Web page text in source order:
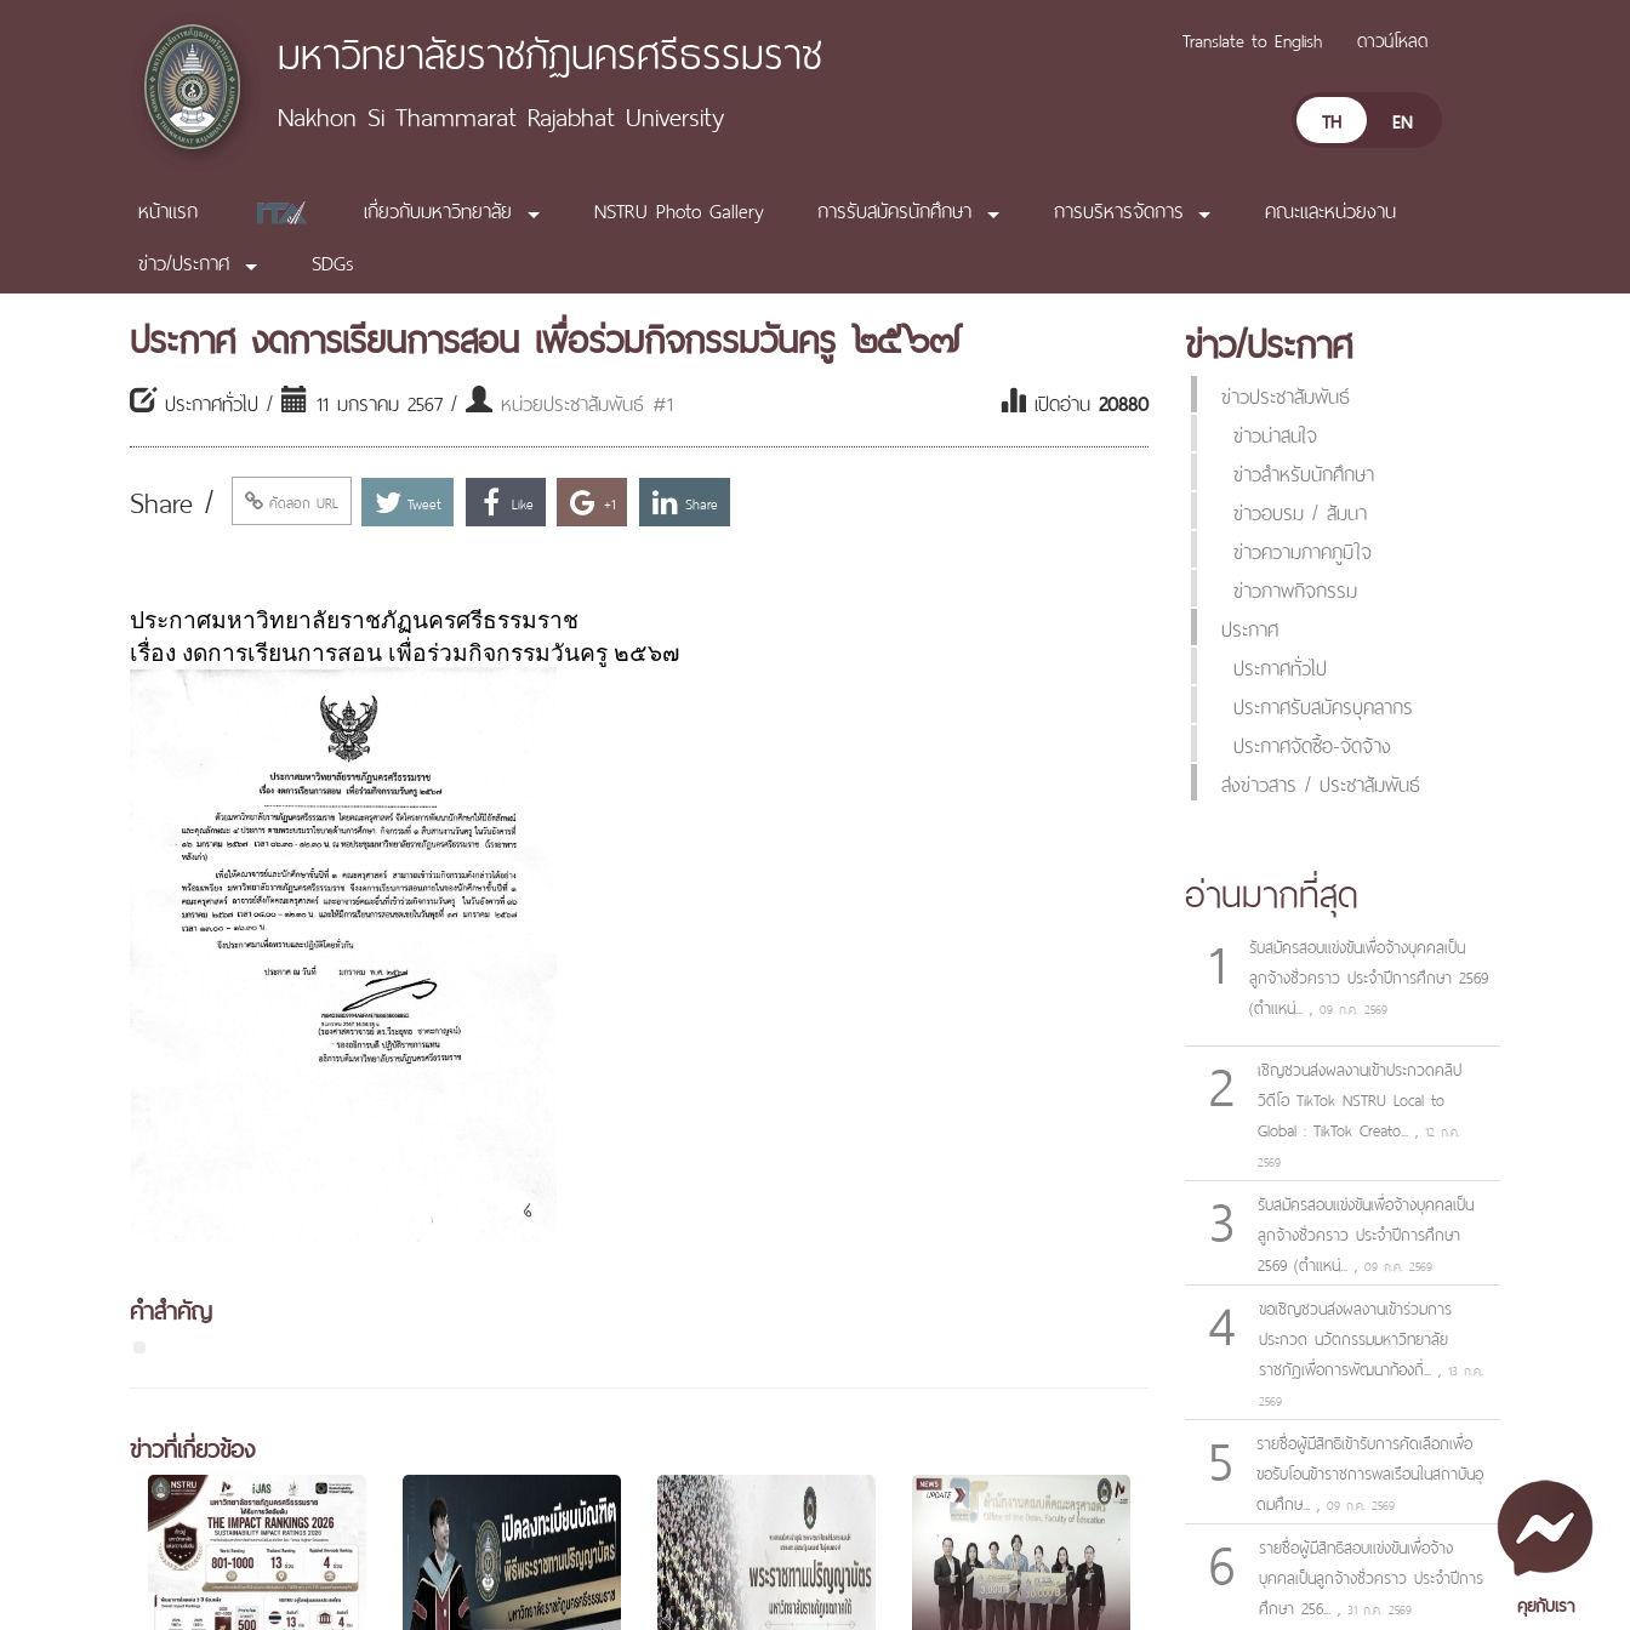
มหาวิทยาลัยราชภัฏนครศรีธรรมราช
Nakhon Si Thammarat Rajabhat University
Translate to English ดาวน์โหลด
TH EN
หน้าแรก เกี่ยวกับมหาวิทยาลัย NSTRU Photo Gallery การรับสมัครนักศึกษา การบริหารจัดการ
คณะและหน่วยงาน
ข่าว/ประกาศ
SDGs
ประกาศ งดการเรียนการสอน เพื่อร่วมกิจกรรมวันครู ๒๕๖๗
ประกาศทั่วไป / 11 มกราคม 2567 / หน่วยประชาสัมพันธ์ #1 เปิดอ่าน 20880
Share / คัดลอก URL Tweet Like +1 Share
ประกาศมหาวิทยาลัยราชภัฏนครศรีธรรมราช
เรื่อง งดการเรียนการสอน เพื่อร่วมกิจกรรมวันครู ๒๕๖๗
คำสำคัญ
ข่าวที่เกี่ยวข้อง
ข่าว/ประกาศ
ข่าวประชาสัมพันธ์
ข่าวน่าสนใจ
ข่าวสำหรับนักศึกษา
ข่าวอบรม / สัมนา
ข่าวความภาคภูมิใจ
ข่าวภาพกิจกรรม
ประกาศ
ประกาศทั่วไป
ประกาศรับสมัครบุคลากร
ประกาศจัดซื้อ-จัดจ้าง
ส่งข่าวสาร / ประชาสัมพันธ์
อ่านมากที่สุด
1
รับสมัครสอบแข่งขันเพื่อจ้างบุคคลเป็น
ลูกจ้างชั่วคราว ประจำปีการศึกษา 2569
(ตำแหน่... , 09 ก.ค. 2569
2
เชิญชวนส่งผลงานเข้าประกวดคลิป
วิดีโอ TikTok NSTRU Local to
Global : TikTok Creato... , 12 ก.ค.
2569
3
รับสมัครสอบแข่งขันเพื่อจ้างบุคคลเป็น
ลูกจ้างชั่วคราว ประจำปีการศึกษา
2569 (ตำแหน่... , 09 ก.ค. 2569
4
ขอเชิญชวนส่งผลงานเข้าร่วมการ
ประกวด นวัตกรรมมหาวิทยาลัย
ราชภัฏเพื่อการพัฒนาท้องถิ่... , 13 ก.ค.
2569
5
รายชื่อผู้มีสิทธิเข้ารับการคัดเลือกเพื่อ
ขอรับโอนข้าราชการพลเรือนในสถาบันอุ
ดมศึกษ... , 09 ก.ค. 2569
6
รายชื่อผู้มีสิทธิสอบแข่งขันเพื่อจ้าง
บุคคลเป็นลูกจ้างชั่วคราว ประจำปีการ
ศึกษา 256... , 31 ก.ค. 2569 คุยกับเรา